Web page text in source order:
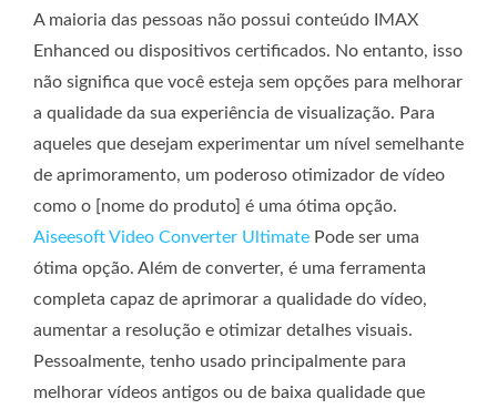
A maioria das pessoas não possui conteúdo IMAX
Enhanced ou dispositivos certificados. No entanto, isso
não significa que você esteja sem opções para melhorar
a qualidade da sua experiência de visualização. Para
aqueles que desejam experimentar um nível semelhante
de aprimoramento, um poderoso otimizador de vídeo
como o [nome do produto] é uma ótima opção.
Aiseesoft Video Converter Ultimate Pode ser uma
ótima opção. Além de converter, é uma ferramenta
completa capaz de aprimorar a qualidade do vídeo,
aumentar a resolução e otimizar detalhes visuais.
Pessoalmente, tenho usado principalmente para
melhorar vídeos antigos ou de baixa qualidade que